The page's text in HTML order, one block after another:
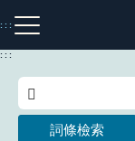
到
主
:::
注音索引圖示
:::
詞條檢索